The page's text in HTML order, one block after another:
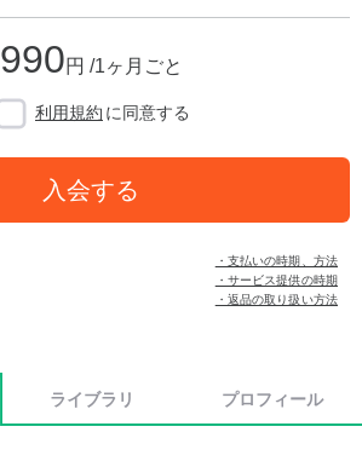
990円 /1ヶ月ごと
利用規約 に同意する
入会する
・支払いの時期、方法
・サービス提供の時期
・返品の取り扱い方法
ライブラリ プロフィール